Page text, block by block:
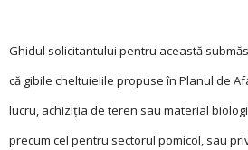
Ghidul solicitantului pentru această
că gibile cheltuielile propuse în Planul de
lucru, achiziția de teren sau material
precum cel pentru sectorul pomicol, sau